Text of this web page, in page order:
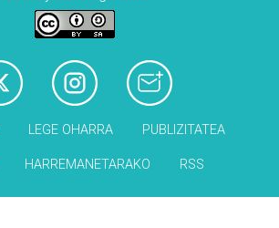
LEGE OHARRA PUBLIZITATEA
HARREMANETARAKO RSS